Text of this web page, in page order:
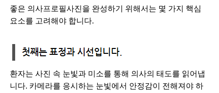
좋은 의사프로필사진을 완성하기 위해서는 몇 가지 핵심
요소를 고려해야 합니다.
환자는 사진 속 눈빛과 미소를 통해 의사의 태도를 읽어냅
니다. 카메라를 응시하는 눈빛에서 안정감이 전해져야 하